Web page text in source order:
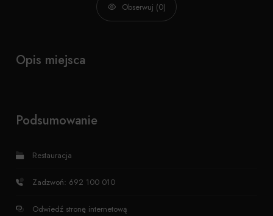
Obserwuj (0)
Opis miejsca
Podsumowanie
Restauracja
Zadzwoń: 692 100 010
Odwiedź stronę internetową